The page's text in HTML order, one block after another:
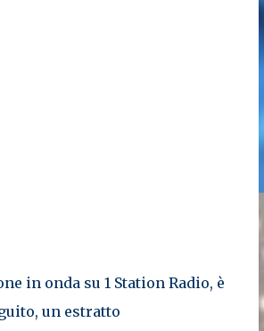
in onda su 1 Station Radio, è
un estratto